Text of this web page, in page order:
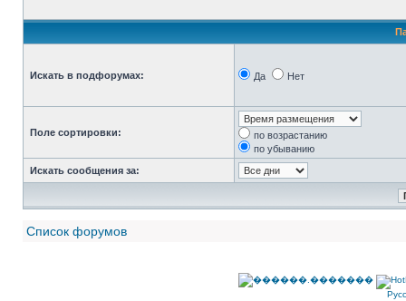
Искать в подфорумах: Да Нет
Поле сортировки:
по возрастанию
по убыванию
Искать сообщения за:
Список форумов